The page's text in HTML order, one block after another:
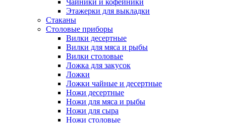
Чайники и кофейники
Этажерки для выкладки
Стаканы
Столовые приборы
Вилки десертные
Вилки для мяса и рыбы
Вилки столовые
Ложка для закусок
Ложки
Ложки чайные и десертные
Ножи десертные
Ножи для мяса и рыбы
Ножи для сыра
Ножи столовые